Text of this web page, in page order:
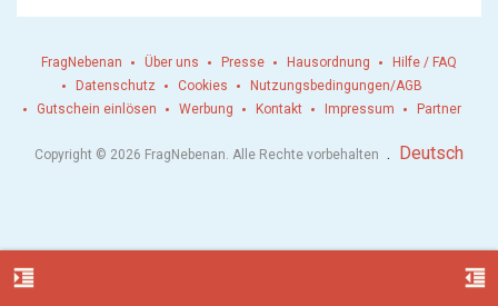
format_indent_increase format_indent_decrease
FragNebenan Über uns Presse Hausordnung
Hilfe / FAQ
Datenschutz
Cookies
Nutzungsbedingungen/AGB
Gutschein einlösen
Werbung Kontakt Impressum Partner
Copyright © 2026 FragNebenan. Alle Rechte vorbehalten . Deutsch